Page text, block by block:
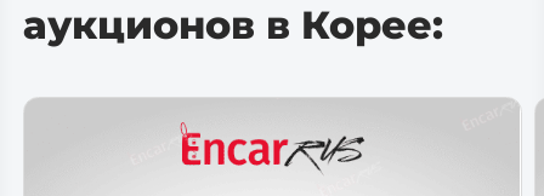
аукционов в Корее: